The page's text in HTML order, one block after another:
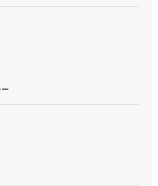
Polski
Ελληνικά